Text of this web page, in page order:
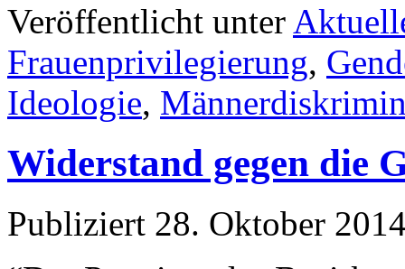
Veröffentlicht unter
Frauenprivilegierung,
Ideologie,
Widerstand gegen die
Publiziert 28. Oktober